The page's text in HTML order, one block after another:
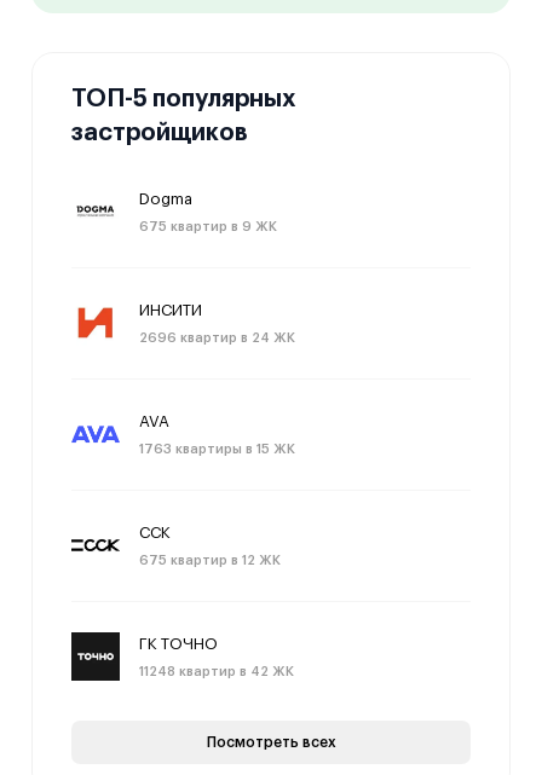
ТОП-5 популярных
застройщиков
Dogma
675 квартир в 9 ЖК
ИНСИТИ
2696 квартир в 24 ЖК
AVA
1763 квартиры в 15 ЖК
ССК
675 квартир в 12 ЖК
ГК ТОЧНО
11248 квартир в 42 ЖК
Посмотреть всех